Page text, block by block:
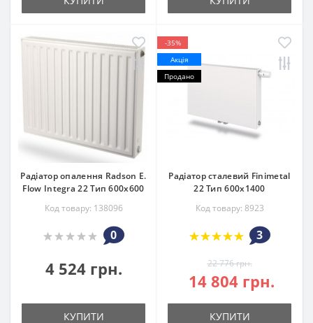
Радіатор опалення Radson E.
Flow Integra 22 Тип 600х600
Код товару: 138096
0
4 524 грн.
КУПИТИ
-35%
Акція
Продано
Радіатор сталевий Finimetal
22 Тип 600х1400
Код товару: 8923
3
22 776 грн.
14 804 грн.
КУПИТИ